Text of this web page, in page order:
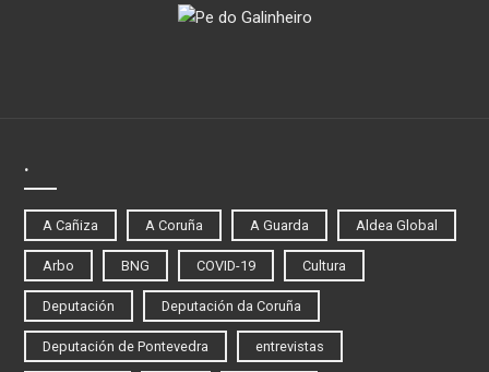
.
A Cañiza A Coruña A Guarda Aldea Global
Arbo BNG COVID-19 Cultura
Deputación Deputación da Coruña
Deputación de Pontevedra entrevistas